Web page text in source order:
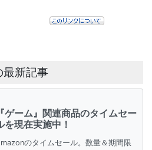
最新記事
『ゲーム』関連商品のタイムセー
を現在実施中！
のタイムセール。数量＆期間限